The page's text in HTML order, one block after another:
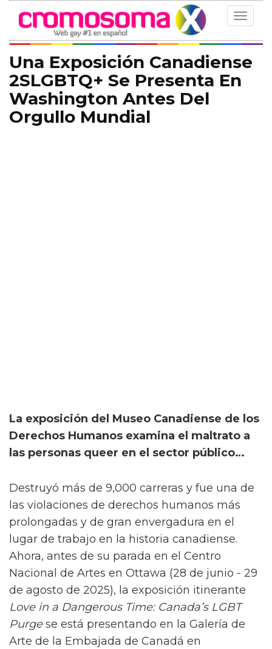
Toggle
Una Exposición Canadiense
2SLGBTQ+ Se Presenta En
Washington Antes Del
Orgullo Mundial
La exposición del Museo Canadiense de los
Derechos Humanos examina el maltrato a
las personas queer en el sector público…
Destruyó más de 9,000 carreras y fue una de
las violaciones de derechos humanos más
prolongadas y de gran envergadura en el
lugar de trabajo en la historia canadiense.
Ahora, antes de su parada en el Centro
Nacional de Artes en Ottawa (28 de junio - 29
de agosto de 2025), la exposición itinerante
Love in a Dangerous Time: Canada’s LGBT
Purgese está presentando en la Galería de
Arte de la Embajada de Canadá en